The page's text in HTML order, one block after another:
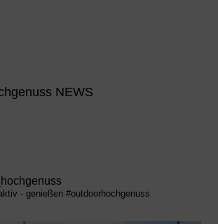
NEWS
- genießen #outdoorhochgenuss